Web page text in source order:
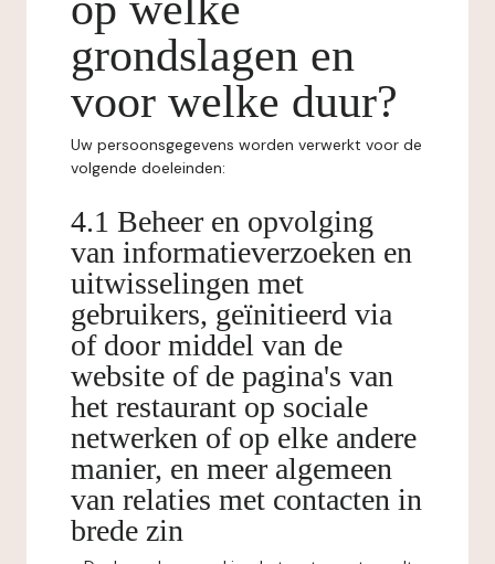
grondslagen en
voor welke duur?
Uw persoonsgegevens worden verwerkt voor de
volgende doeleinden:
4.1 Beheer en opvolging
van informatieverzoeken en
uitwisselingen met
gebruikers, geïnitieerd via
of door middel van de
website of de pagina's van
het restaurant op sociale
netwerken of op elke andere
manier, en meer algemeen
van relaties met contacten in
brede zin